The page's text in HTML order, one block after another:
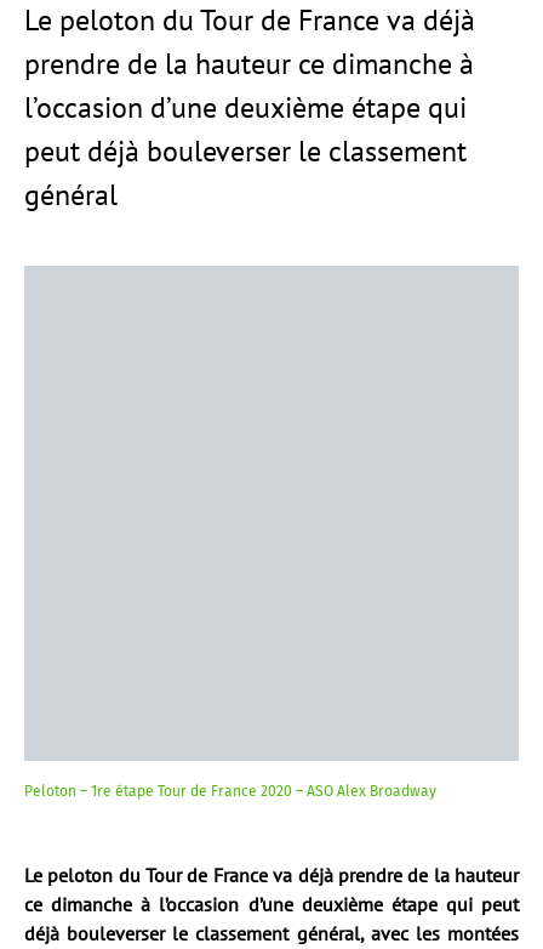
Le peloton du Tour de France va déjà
prendre de la hauteur ce dimanche à
l’occasion d’une deuxième étape qui
peut déjà bouleverser le classement
général
Peloton – 1re étape Tour de France 2020 – ASO Alex Broadway
Le peloton du Tour de France va déjà prendre de la hauteur
ce dimanche à l’occasion d’une deuxième étape qui peut
déjà bouleverser le classement général, avec les montées